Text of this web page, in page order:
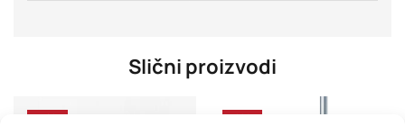
Slični proizvodi
-40% -26%